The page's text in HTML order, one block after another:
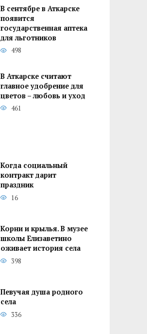
В сентябре в Аткарске
появится
государственная аптека
для льготников
498
В Аткарске считают
главное удобрение для
цветов – любовь и уход
461
Когда социальный
контракт дарит
праздник
16
Корни и крылья. В музее
школы Елизаветино
оживает история села
398
Певучая душа родного
села
336